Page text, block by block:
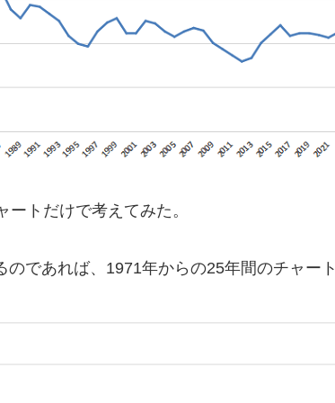
トだけで考えてみた。
であれば、1971年からの25年間のチャート